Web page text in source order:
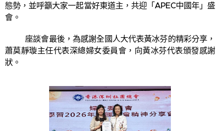
態勢，並呼籲大家一起當好東道主，共迎「APEC中國年」盛
會。
座談會最後，為感謝全國人大代表黃冰芬的精彩分享，
蕭莫靜璇主任代表深總婦女委員會，向黃冰芬代表頒發感謝
狀。